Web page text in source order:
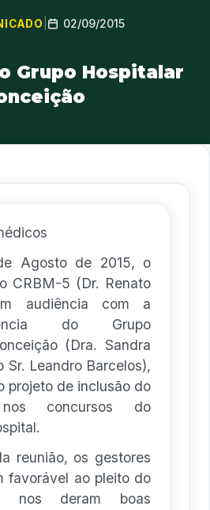
02/09/2015
Grupo Hospitalar
Agosto de 2015, o
CRBM-5 (Dr. Renato
audiência com a
do Grupo
(Dra. Sandra
Sr. Leandro Barcelos),
projeto de inclusão do
nos concursos do
reunião, os gestores
favorável ao pleito do
nos deram boas